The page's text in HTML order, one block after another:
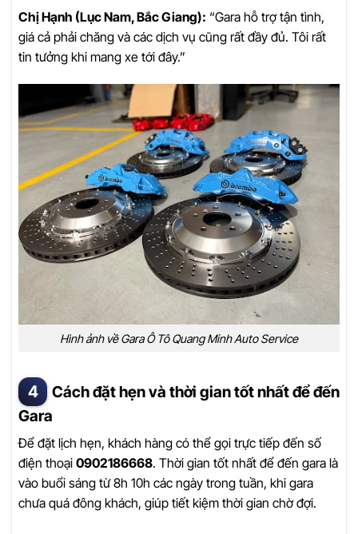
Chị Hạnh (Lục Nam, Bắc Giang): “Gara hỗ trợ tận tình,
giá cả phải chăng và các dịch vụ cũng rất đầy đủ. Tôi rất
tin tưởng khi mang xe tới đây.”
Hình ảnh về Gara Ô Tô Quang Minh Auto Service
Cách đặt hẹn và thời gian tốt nhất để đến
Gara
Để đặt lịch hẹn, khách hàng có thể gọi trực tiếp đến số
điện thoại 0902186668. Thời gian tốt nhất để đến gara là
vào buổi sáng từ 8h 10h các ngày trong tuần, khi gara
chưa quá đông khách, giúp tiết kiệm thời gian chờ đợi.